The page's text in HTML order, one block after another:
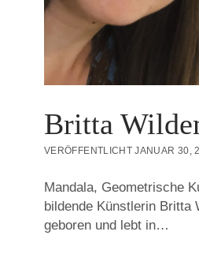
Britta
VERÖFFENTLICHT JANUAR 30,
Mandala, Geometrische
bildende Künstlerin Britta
geboren und lebt in…